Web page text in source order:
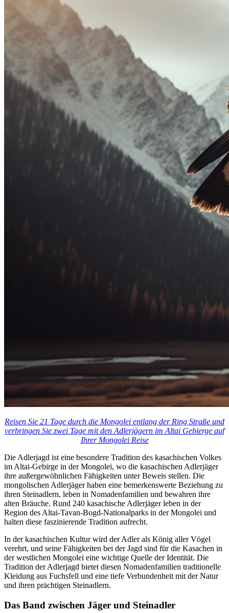
Reisen Sie 21 Tage durch die Mongolei entlang der Ring Straße und
verbringen Sie zwei Tage mit den Adlerjägern im Altai Gebierge auf
Ihrer Mongolei Reise
Die Adlerjagd ist eine besondere Tradition des kasachischen Volkes
im Altai-Gebirge in der Mongolei, wo die kasachischen Adlerjäger
ihre außergewöhnlichen Fähigkeiten unter Beweis stellen. Die
mongolischen Adlerjäger haben eine bemerkenswerte Beziehung zu
ihren Steinadlern, leben in Nomadenfamilien und bewahren ihre
alten Bräuche. Rund 240 kasachische Adlerjäger leben in der
Region des Altai-Tavan-Bogd-Nationalparks in der Mongolei und
halten diese faszinierende Tradition aufrecht.
In der kasachischen Kultur wird der Adler als König aller Vögel
verehrt, und seine Fähigkeiten bei der Jagd sind für die Kasachen in
der westlichen Mongolei eine wichtige Quelle der Identität. Die
Tradition der Adlerjagd bietet diesen Nomadenfamilien traditionelle
Kleidung aus Fuchsfell und eine tiefe Verbundenheit mit der Natur
und ihren prächtigen Steinadlern.
Das Band zwischen Jäger und Steinadler